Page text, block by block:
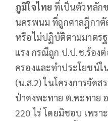
ภูมิใจไทย ที่เป็นตัวหลัก
นครพนม ที่ถูกศาลฎีกา
หรือไม่ปฏิบัติตามมาตรฐ
แรง กรณีถูก ป.ป.ช.ร้อง
ครองและทำประโยชน์
(น.ส.2) ในโครงการจัด
ป่าดงพะทาย ต.พะทาย
220 ไร่ โดยมิชอบ เพร